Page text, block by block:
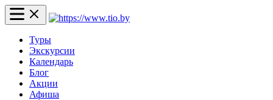
Туры
Экскурсии
Календарь
Блог
Акции
Афиша